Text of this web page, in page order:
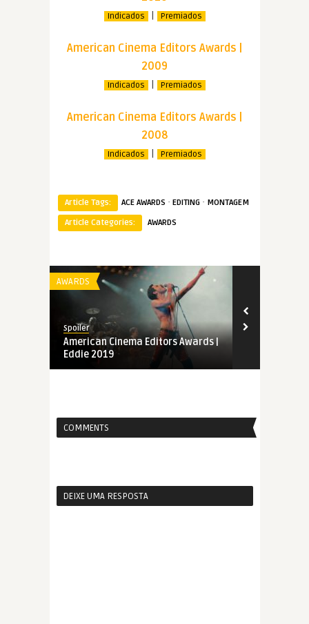
Indicados | Premiados
American Cinema Editors Awards |
2009
Indicados | Premiados
American Cinema Editors Awards |
2008
Indicados | Premiados
Article Tags: ACE AWARDS · EDITING · MONTAGEM
Article Categories:
AWARDS
AWARDS
Spoiler
American Cinema Editors Awards |
Eddie 2019
COMMENTS
DEIXE UMA RESPOSTA